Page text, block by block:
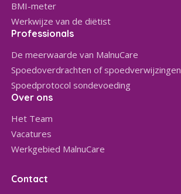
BMI-meter
Werkwijze van de diëtist
Professionals
De meerwaarde van MalnuCare
Spoedoverdrachten of spoedverwijzingen
Spoedprotocol sondevoeding
Over ons
Het Team
Vacatures
Werkgebied MalnuCare
Contact